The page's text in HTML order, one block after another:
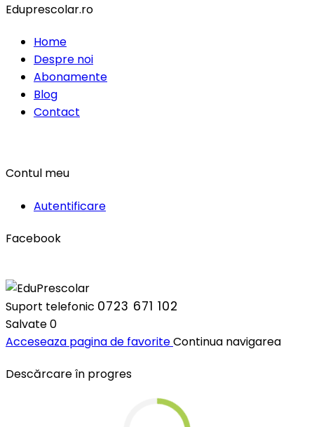
Eduprescolar.ro
Home
Despre noi
Abonamente
Blog
Contact
Contul meu
Autentificare
Facebook
Suport telefonic 0723 671 102
Salvate0
Acceseaza pagina de favoriteContinua navigarea
Descărcare în progres